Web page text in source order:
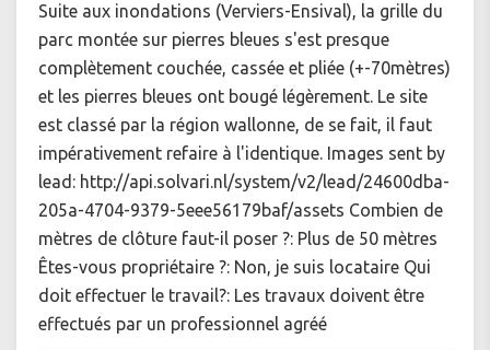
Suite aux inondations (Verviers-Ensival), la grille du
parc montée sur pierres bleues s'est presque
complètement couchée, cassée et pliée (+-70mètres)
et les pierres bleues ont bougé légèrement. Le site
est classé par la région wallonne, de se fait, il faut
impérativement refaire à l'identique. Images sent by
lead: http://api.solvari.nl/system/v2/lead/24600dba-
205a-4704-9379-5eee56179baf/assets Combien de
mètres de clôture faut-il poser ?: Plus de 50 mètres
Êtes-vous propriétaire ?: Non, je suis locataire Qui
doit effectuer le travail?: Les travaux doivent être
effectués par un professionnel agréé